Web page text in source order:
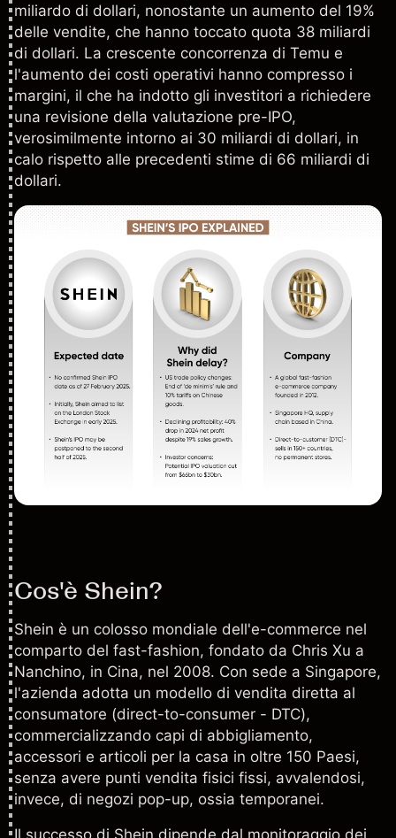
miliardo di dollari, nonostante un aumento del 19%
delle vendite, che hanno toccato quota 38 miliardi
di dollari. La crescente concorrenza di Temu e
l'aumento dei costi operativi hanno compresso i
margini, il che ha indotto gli investitori a richiedere
una revisione della valutazione pre-IPO,
verosimilmente intorno ai 30 miliardi di dollari, in
calo rispetto alle precedenti stime di 66 miliardi di
dollari.
Cos'è Shein?
Shein è un colosso mondiale dell'e-commerce nel
comparto del fast-fashion, fondato da Chris Xu a
Nanchino, in Cina, nel 2008. Con sede a Singapore,
l'azienda adotta un modello di vendita diretta al
consumatore (direct-to-consumer - DTC),
commercializzando capi di abbigliamento,
accessori e articoli per la casa in oltre 150 Paesi,
senza avere punti vendita fisici fissi, avvalendosi,
invece, di negozi pop-up, ossia temporanei.
Il successo di Shein dipende dal monitoraggio dei